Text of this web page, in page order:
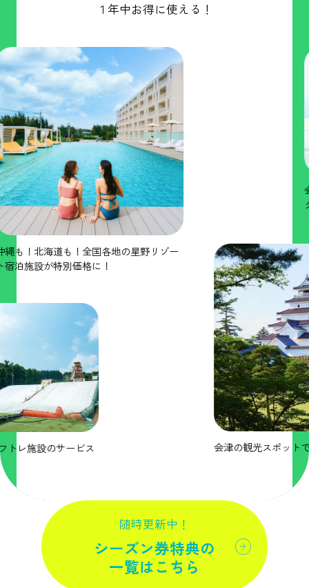
１年中お得に使える！
道も！全国各地の星野リゾー
特別価格に！
サービス 会津の観光スポットで嬉しいサ
会津エリ
クティビ
随時更新中！
シーズン券特典の
一覧はこちら